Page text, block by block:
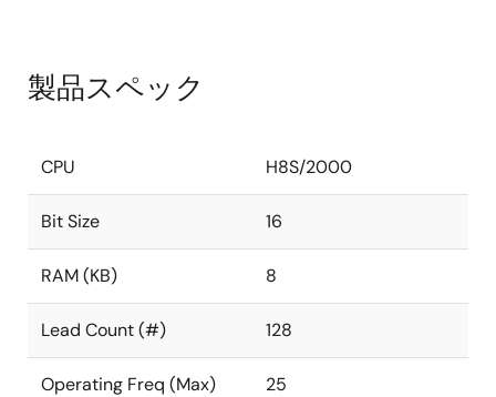
製品スペック
CPU H8S/2000
Bit Size 16
RAM (KB) 8
Lead Count (#) 128
Operating Freq (Max)
25